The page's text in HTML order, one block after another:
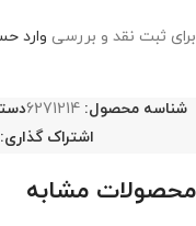
برای ثبت نقد و بررسی وارد
شناسه محصول: 6271214
اشتراک گذاری:
محصولات مشابه